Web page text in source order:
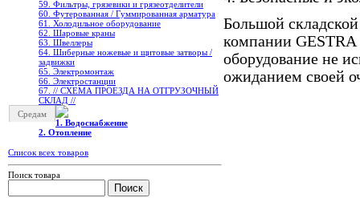
59. Фильтры, грязевики и грязеотделители
60. Футерованная / Гуммированная арматура
61. Холодильное oборудование
62. Шаровые краны
63. Швеллеры
64. Шиберные ножевые и щитовые затворы /
задвижки
65. Электромонтаж
66. Электростанции
67. // СХЕМА ПРОЕЗДА НА ОТГРУЗОЧНЫЙ
СКЛАД //
Средам
1. Водоснабжение
2. Отопление
Список всех товаров
Поиск товара
Большой
компании GESTRA
оборудование не
ожиданием своей